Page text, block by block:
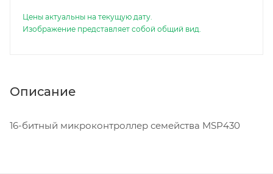
Цены актуальны на текущую дату.
Изображение представляет собой общий вид.
Описание
16-битный микроконтроллер семейства MSP430